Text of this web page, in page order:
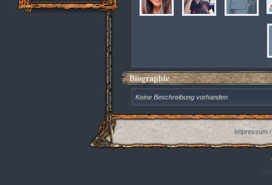
Biographie
Keine Beschreibung vorhanden
Impressum